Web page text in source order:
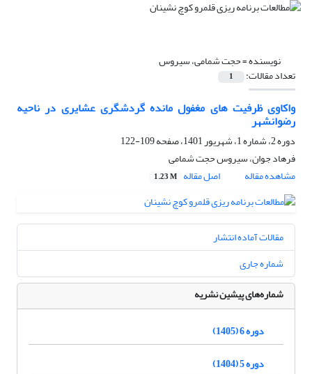
نویسنده =حجت شمامی، سیروس
تعداد مقالات: 1
واکاوی ظرفیت های مغفول مانده گردشگری عشایری در ناحیه
رضوانشهر
دوره 2، شماره 1، شهریور 1401، صفحه
109-122
فرهاد جوان، سیروس حجت شمامی
مشاهده مقاله
اصل مقاله 1.23 M
مقالات آماده انتشار
شماره جاری
شماره‌های پیشین نشریه
دوره 6 (1405)
دوره 5 (1404)